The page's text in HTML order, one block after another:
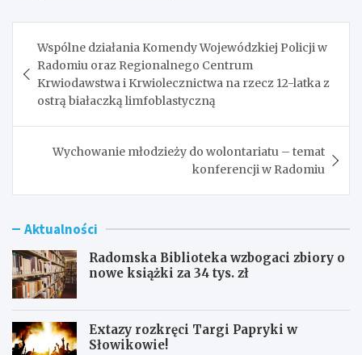
wpisu
Wspólne działania Komendy Wojewódzkiej Policji w
Radomiu oraz Regionalnego Centrum
Krwiodawstwa i Krwiolecznictwa na rzecz 12-latka z
ostrą białaczką limfoblastyczną
Wychowanie młodzieży do wolontariatu – temat
konferencji w Radomiu
Aktualności
Radomska Biblioteka wzbogaci zbiory o
nowe książki za 34 tys. zł
Extazy rozkręci Targi Papryki w
Słowikowie!